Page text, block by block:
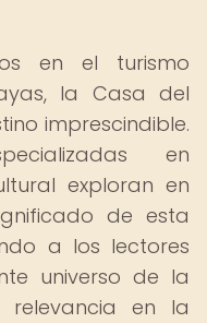
en el turismo
la Casa del
imprescindible.
en
exploran en
de esta
a los lectores
universo de la
en la